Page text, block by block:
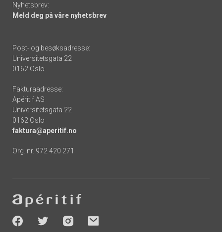
Nyhetsbrev:
Meld deg på våre nyhetsbrev
Post- og besøksadresse:
Universitetsgata 22
0162 Oslo
Fakturaadresse:
Apéritif AS
Universitetsgata 22
0162 Oslo
faktura@aperitif.no
Org. nr. 972 420 271
-